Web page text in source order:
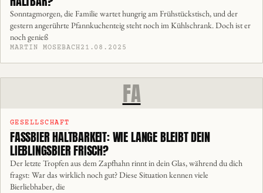
Sonntagmorgen, die Familie wartet hungrig am Frühstückstisch, und der
gestern angerührte Pfannkuchenteig steht noch im Kühlschrank. Doch ist er
noch genieß
MARTIN MOSEBACH21.08.2025
FA
GESELLSCHAFT
FASSBIER HALTBARKEIT: WIE LANGE BLEIBT DEIN
LIEBLINGSBIER FRISCH?
Der letzte Tropfen aus dem Zapfhahn rinnt in dein Glas, während du dich
fragst: War das wirklich noch gut? Diese Situation kennen viele
Bierliebhaber, die